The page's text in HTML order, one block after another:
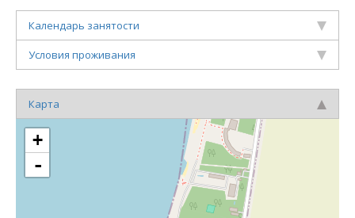
Календарь занятости
Условия проживания
Карта
+
-